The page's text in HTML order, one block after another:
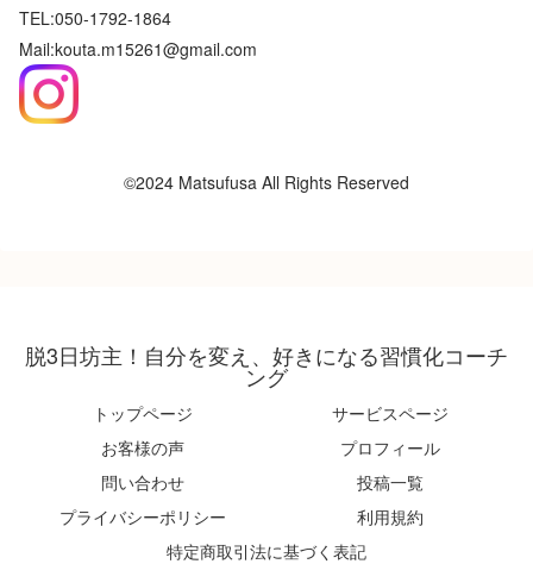
TEL:050-1792-1864
Mail:kouta.m15261@gmail.com
©2024 Matsufusa All Rights Reserved
脱3日坊主！自分を変え、好きになる習慣化コーチ
ング
トップページ
サービスページ
お客様の声
プロフィール
問い合わせ
投稿一覧
プライバシーポリシー
利用規約
特定商取引法に基づく表記